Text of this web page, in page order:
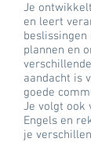
Je
en leert
beslissingen
plannen en
aandacht is
goede
Je volgt ook
Engels en
je